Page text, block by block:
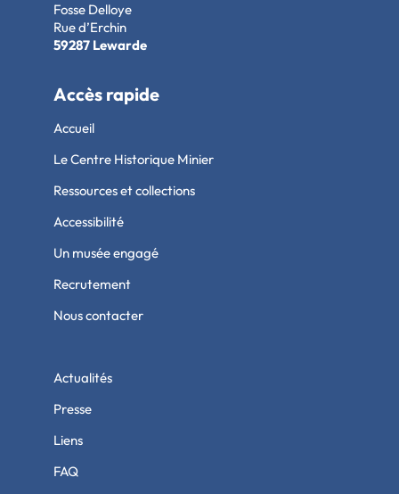
Fosse Delloye
Rue d’Erchin
59287 Lewarde
Accès rapide
Accueil
Le Centre Historique Minier
Ressources et collections
Accessibilité
Un musée engagé
Recrutement
Nous contacter
Actualités
Presse
Liens
FAQ